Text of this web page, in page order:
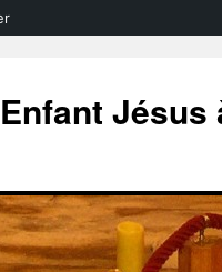
Jésus